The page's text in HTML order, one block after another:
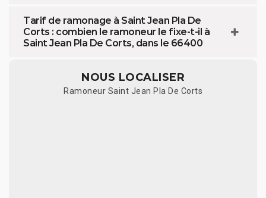
Tarif de ramonage à Saint Jean Pla De
Corts : combien le ramoneur le fixe-t-il à
Saint Jean Pla De Corts, dans le 66400
NOUS LOCALISER
Ramoneur Saint Jean Pla De Corts